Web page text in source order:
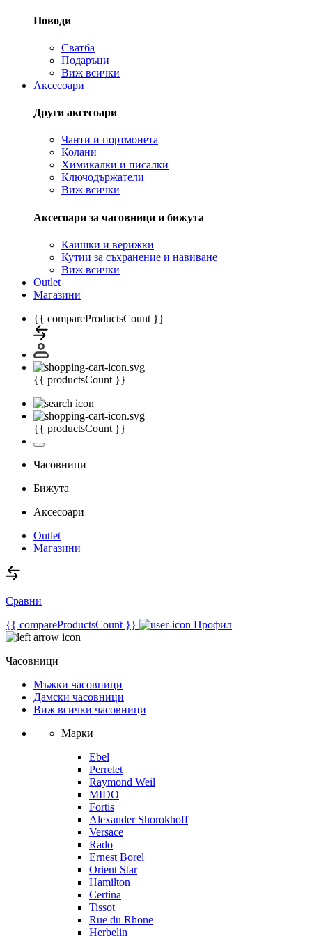
Поводи
Сватба
Подаръци
Виж всички
Аксесоари
Други аксесоари
Чанти и портмонета
Колани
Химикалки и писалки
Ключодържатели
Виж всички
Аксесоари за часовници и бижута
Каишки и верижки
Кутии за съхранение и навиване
Виж всички
Outlet
Магазини
{{ compareProductsCount }}
{{ productsCount }}
{{ productsCount }}
Часовници
Бижута
Аксесоари
Outlet
Магазини
Сравни
{{ compareProductsCount }}
Профил
Часовници
Мъжки часовници
Дамски часовници
Виж всички часовници
Марки
Ebel
Perrelet
Raymond Weil
MIDO
Fortis
Alexander Shorokhoff
Versace
Rado
Ernest Borel
Orient Star
Hamilton
Certina
Tissot
Rue du Rhone
Herbelin